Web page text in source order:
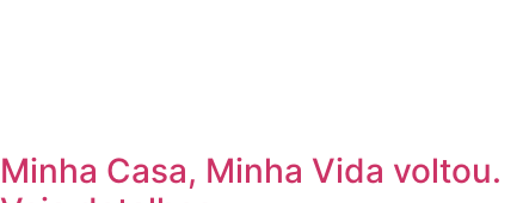
Minha Casa, Minha Vida voltou.